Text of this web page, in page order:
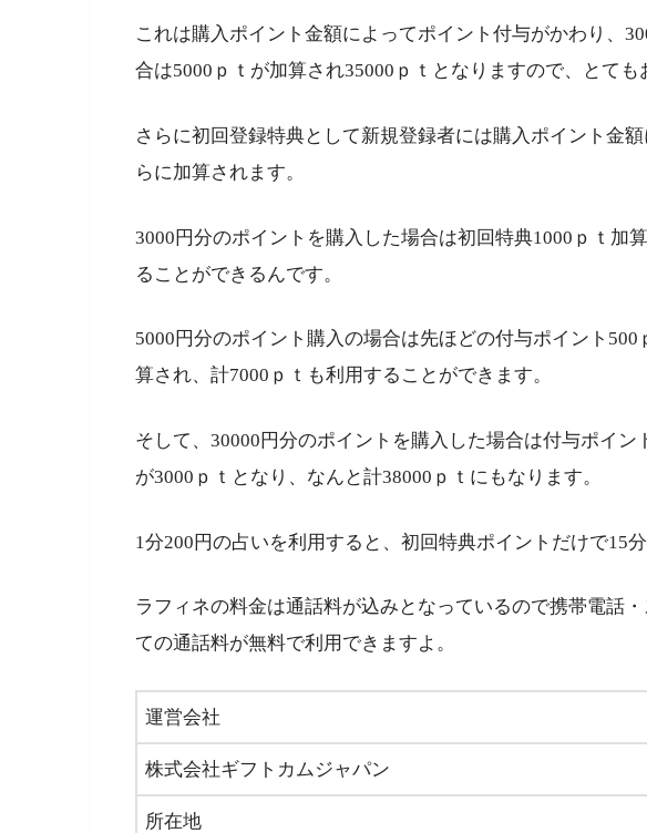
これは購入ポイント金額によってポイント付与がかわり、
合は5000ｐｔが加算され35000ｐｔとなりますので、とても
さらに初回登録特典として新規登録者には購入ポイント金
らに加算されます。
3000円分のポイントを購入した場合は初回特典1000ｐｔ加
ることができるんです。
5000円分のポイント購入の場合は先ほどの付与ポイント
算され、計7000ｐｔも利用することができます。
そして、30000円分のポイントを購入した場合は付与ポイン
が3000ｐｔとなり、なんと計38000ｐｔにもなります。
1分200円の占いを利用すると、初回特典ポイントだけで15
ラフィネの料金は通話料が込みとなっているので携帯電話
ての通話料が無料で利用できますよ。
運営会社
株式会社ギフトカムジャパン
所在地